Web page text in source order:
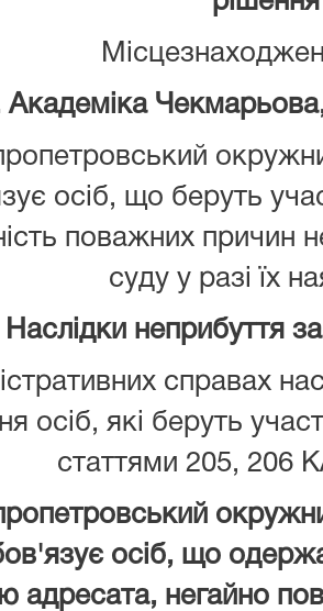
Академіка
осіб, що беруть
поважних причин
суду у разі їх
Наслідки неприбуття
справах
осіб, які беруть
статтями 205, 206
осіб, що
адресата, негайно